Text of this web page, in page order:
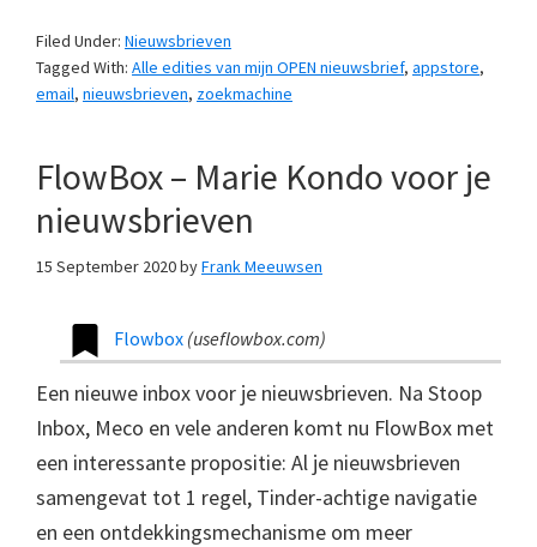
Filed Under: Nieuwsbrieven
Tagged With: Alle edities van mijn OPEN nieuwsbrief, appstore,
email, nieuwsbrieven, zoekmachine
FlowBox – Marie Kondo voor je
nieuwsbrieven
15 September 2020byFrank Meeuwsen
Flowbox (useflowbox.com)
Een nieuwe inbox voor je nieuwsbrieven. Na Stoop
Inbox, Meco en vele anderen komt nu FlowBox met
een interessante propositie: Al je nieuwsbrieven
samengevat tot 1 regel, Tinder-achtige navigatie
en een ontdekkingsmechanisme om meer